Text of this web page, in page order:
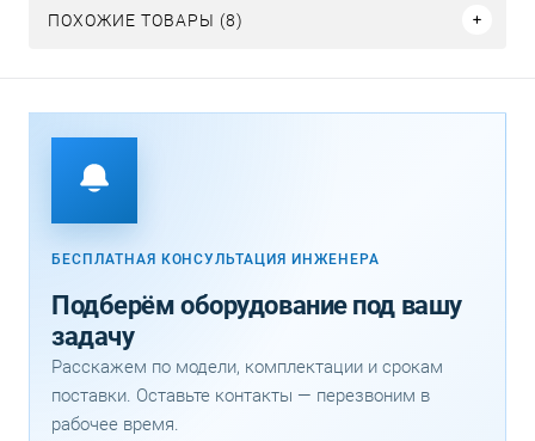
ПОХОЖИЕ ТОВАРЫ (8)
БЕСПЛАТНАЯ КОНСУЛЬТАЦИЯ ИНЖЕНЕРА
Подберём оборудование под вашу
задачу
Расскажем по модели, комплектации и срокам
поставки. Оставьте контакты — перезвоним в
рабочее время.